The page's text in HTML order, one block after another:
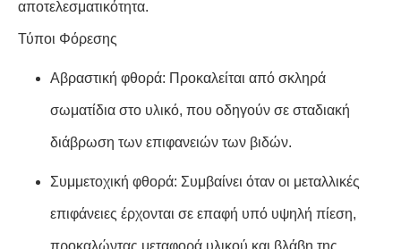
αποτελεσματικότητα.
Τύποι Φόρεσης
Αβραστική φθορά: Προκαλείται από σκληρά
σωματίδια στο υλικό, που οδηγούν σε σταδιακή
διάβρωση των επιφανειών των βιδών.
Συμμετοχική φθορά: Συμβαίνει όταν οι μεταλλικές
επιφάνειες έρχονται σε επαφή υπό υψηλή πίεση,
προκαλώντας μεταφορά υλικού και βλάβη της